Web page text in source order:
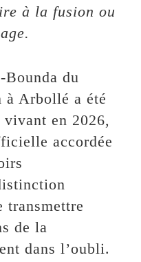
à la fusion ou
du
à Arbollé a été
en 2026,
accordée
transmettre
de la
dans l’oubli.